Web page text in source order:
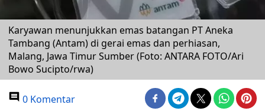
Karyawan menunjukkan emas batangan PT Aneka
Tambang (Antam) di gerai emas dan perhiasan,
Malang, Jawa Timur Sumber (Foto: ANTARA FOTO/Ari
Bowo Sucipto/rwa)
0 Komentar